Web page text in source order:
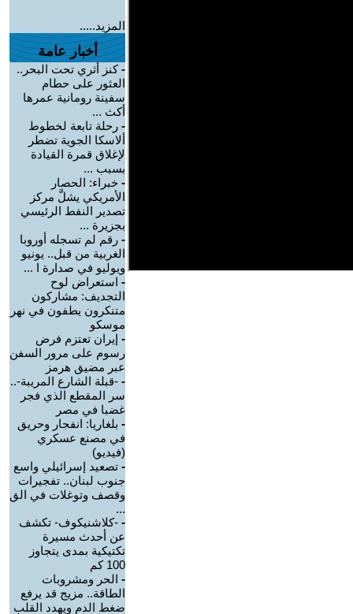
المزيد.....
أخبار عامة
-كنز أثري تحت البحر..
العثور على حطام
سفينة رومانية عمرها
أكث ...
- رحلة تابعة لخطوط
ألاسكا الجوية تضطر
لإغلاق قمرة القيادة
بسبب ...
- خبراء: الحصار
الأمريكي يشلَّ مركز
تصدير النفط الرئيسي
بجزيرة ...
- رقم لم تسجله أوروبا
الغربية من قبل.. يونيو
ويوليو في صدارة ا ...
- استعراض لوح
التجديف: مشاركون
متنكرون يطفون في نهر
موسكو
- إيران تعتزم فرض
رسوم على مرور السفن
عبر مضيق هرمز
- -قبلة الشارع المريبة-..
سر المقطع الذي فجر
غضبا في مصر
- بلغاريا: انفجار وحريق
في مصنع عسكري
(فيديو)
- تصعيد إسرائيلي واسع
جنوب لبنان.. تفجيرات
وقصف وتوغلات في الق
...
- -كلاشنيكوف- تكشف
عن أحدث مسيرة
تكتيكية بمدى يتجاوز
100 كم
- الحر ومشروبات
الطاقة.. مزيج قد يرفع
ضغط الدم ويهدد القلب